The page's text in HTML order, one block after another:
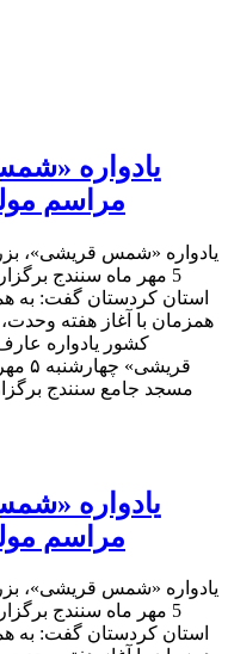
یادواره
مراسم
یادواره «شمس قریشی»،
5 مهر ماه سنندج
استان کردستان گفت: به
همزمان با آغاز هفته
کشور یادواره
مسجد جامع سنندج
یادواره
مراسم
یادواره «شمس قریشی»،
5 مهر ماه سنندج
استان کردستان گفت: به